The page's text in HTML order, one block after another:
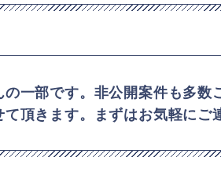
一部です。非公開案件も多数
頂きます。まずはお気軽にご